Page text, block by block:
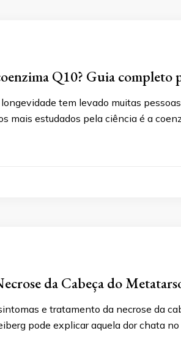
Q10? Guia completo
tem levado muitas
mais estudados pela ciência é a
da Cabeça do
e tratamento da necrose da
pode explicar aquela dor chata